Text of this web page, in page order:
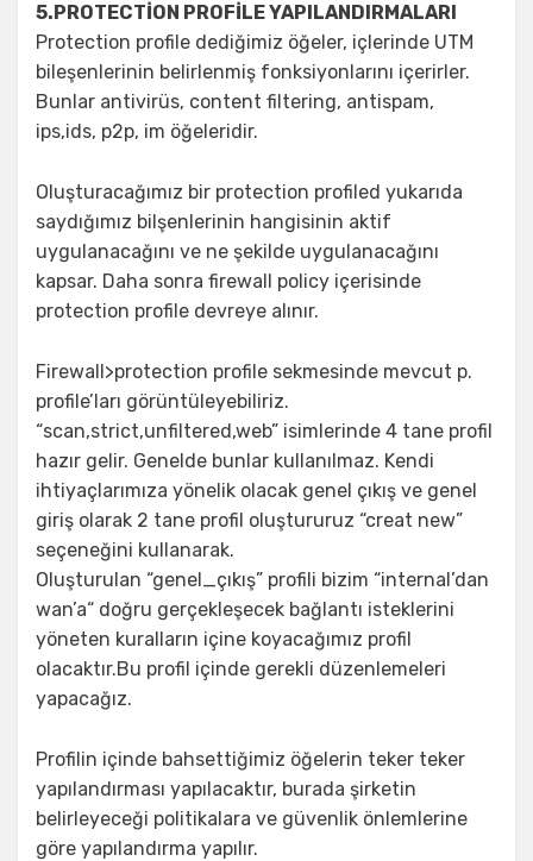
5.PROTECTİON PROFİLE YAPILANDIRMALARI
Protection profile dediğimiz öğeler, içlerinde UTM
bileşenlerinin belirlenmiş fonksiyonlarını içerirler.
Bunlar antivirüs, content filtering, antispam,
ips,ids, p2p, im öğeleridir.
Oluşturacağımız bir protection profiled yukarıda
saydığımız bilşenlerinin hangisinin aktif
uygulanacağını ve ne şekilde uygulanacağını
kapsar. Daha sonra firewall policy içerisinde
protection profile devreye alınır.
Firewall>protection profile sekmesinde mevcut p.
profile’ları görüntüleyebiliriz.
“scan,strict,unfiltered,web” isimlerinde 4 tane profil
hazır gelir. Genelde bunlar kullanılmaz. Kendi
ihtiyaçlarımıza yönelik olacak genel çıkış ve genel
giriş olarak 2 tane profil oluştururuz “creat new”
seçeneğini kullanarak.
Oluşturulan “genel_çıkış” profili bizim “internal’dan
wan’a“ doğru gerçekleşecek bağlantı isteklerini
yöneten kuralların içine koyacağımız profil
olacaktır.Bu profil içinde gerekli düzenlemeleri
yapacağız.
Profilin içinde bahsettiğimiz öğelerin teker teker
yapılandırması yapılacaktır, burada şirketin
belirleyeceği politikalara ve güvenlik önlemlerine
göre yapılandırma yapılır.